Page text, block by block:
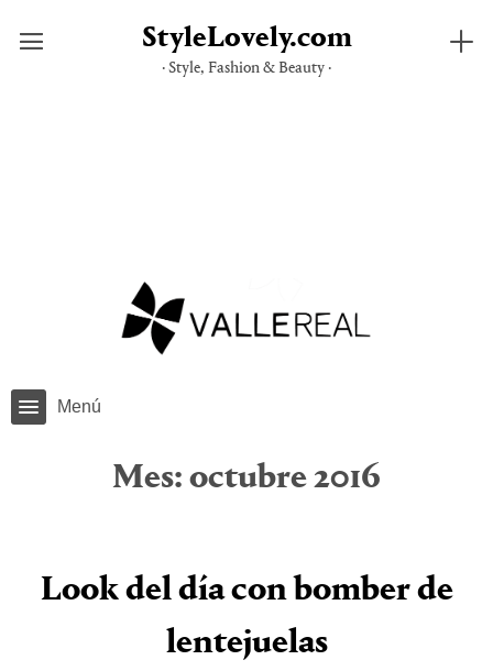
StyleLovely.com
· Style, Fashion & Beauty ·
Menú
Mes: octubre 2016
Look del día con bomber de
lentejuelas